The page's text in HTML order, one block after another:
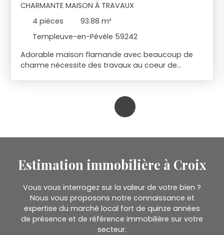
CHARMANTE MAISON À TRAVAUX
4 pièces 93.88 m²
Templeuve-en-Pévèle 59242
Adorable maison flamande avec beaucoup de
charme nécessite des travaux au coeur de
WC et possibilité de chambre au rez-de-
chaussée A l 'étage possibilité de 2 petites
chambres et une mezzanine Jardin au calme et à
nous pour une visite
Estimation immobilière à Croix
Vous vous interrogez sur la valeur de votre bien ?
Nous vous proposons notre connaissance et
expertise du marché local fort de quinze années
de présence et de référence immobilière sur votre
secteur.